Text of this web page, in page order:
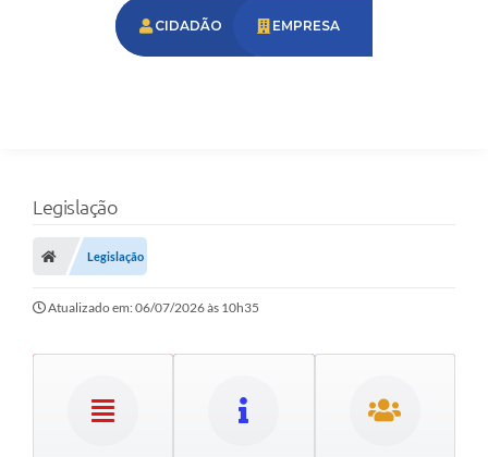
CIDADÃO EMPRESA
Legislação
Legislação
Atualizado em: 06/07/2026 às 10h35